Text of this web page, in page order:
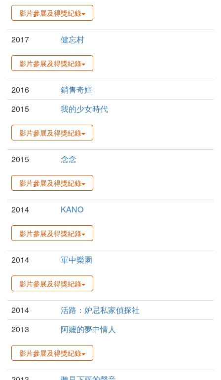
影片參展及得獎紀錄
2017 健忘村
影片參展及得獎紀錄
2016
銷售奇姬
2015
我的少女時代
影片參展及得獎紀錄
2015 念念
影片參展及得獎紀錄
2014 KANO
影片參展及得獎紀錄
2014 軍中樂園
影片參展及得獎紀錄
2014
活路：妒忌私家偵探社
2013
阿嬤的夢中情人
影片參展及得獎紀錄